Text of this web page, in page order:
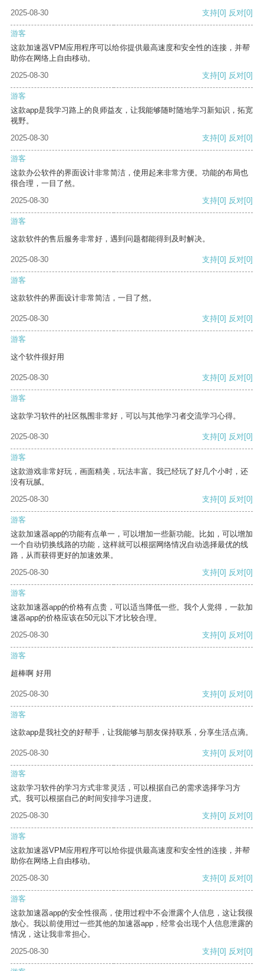
2025-08-30 支持[0] 反对[0]
游客
这款加速器VPM应用程序可以给你提供最高速度和安全性的连接，并帮
助你在网络上自由移动。
2025-08-30
支持[0] 反对[0]
游客
这款app是我学习路上的良师益友，让我能够随时随地学习新知识，拓宽
视野。
2025-08-30
支持[0] 反对[0]
游客
这款办公软件的界面设计非常简洁，使用起来非常方便。功能的布局也
很合理，一目了然。
2025-08-30
支持[0] 反对[0]
游客
这款软件的售后服务非常好，遇到问题都能得到及时解决。
2025-08-30 支持[0] 反对[0]
游客
这款软件的界面设计非常简洁，一目了然。
2025-08-30 支持[0] 反对[0]
游客
这个软件很好用
2025-08-30 支持[0] 反对[0]
游客
这款学习软件的社区氛围非常好，可以与其他学习者交流学习心得。
2025-08-30 支持[0] 反对[0]
游客
这款游戏非常好玩，画面精美，玩法丰富。我已经玩了好几个小时，还
没有玩腻。
2025-08-30
支持[0] 反对[0]
游客
这款加速器app的功能有点单一，可以增加一些新功能。比如，可以增加
一个自动切换线路的功能，这样就可以根据网络情况自动选择最优的线
路，从而获得更好的加速效果。
2025-08-30
支持[0] 反对[0]
游客
这款加速器app的价格有点贵，可以适当降低一些。我个人觉得，一款加
速器app的价格应该在50元以下才比较合理。
2025-08-30
支持[0] 反对[0]
游客
超棒啊 好用
2025-08-30 支持[0] 反对[0]
游客
这款app是我社交的好帮手，让我能够与朋友保持联系，分享生活点滴。
2025-08-30 支持[0] 反对[0]
游客
这款学习软件的学习方式非常灵活，可以根据自己的需求选择学习方
式。我可以根据自己的时间安排学习进度。
2025-08-30
支持[0] 反对[0]
游客
这款加速器VPM应用程序可以给你提供最高速度和安全性的连接，并帮
助你在网络上自由移动。
2025-08-30
支持[0] 反对[0]
游客
这款加速器app的安全性很高，使用过程中不会泄露个人信息，这让我很
放心。我以前使用过一些其他的加速器app，经常会出现个人信息泄露的
情况，这让我非常担心。
2025-08-30
支持[0] 反对[0]